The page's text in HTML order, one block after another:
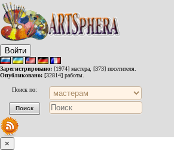
Войти
Зарегистрировано: [1974] мастера, [373] посетителя.
Опубликовано: [32814] работы.
Поиск по:
×